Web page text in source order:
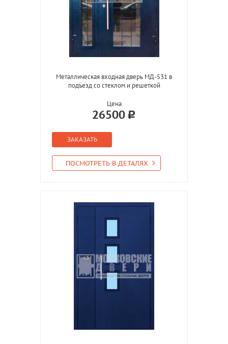
Металлическая входная дверь МД-531 в
подъезд со стеклом и решеткой
Цена
26500
ЗАКАЗАТЬ
ПОСМОТРЕТЬ В ДЕТАЛЯХ